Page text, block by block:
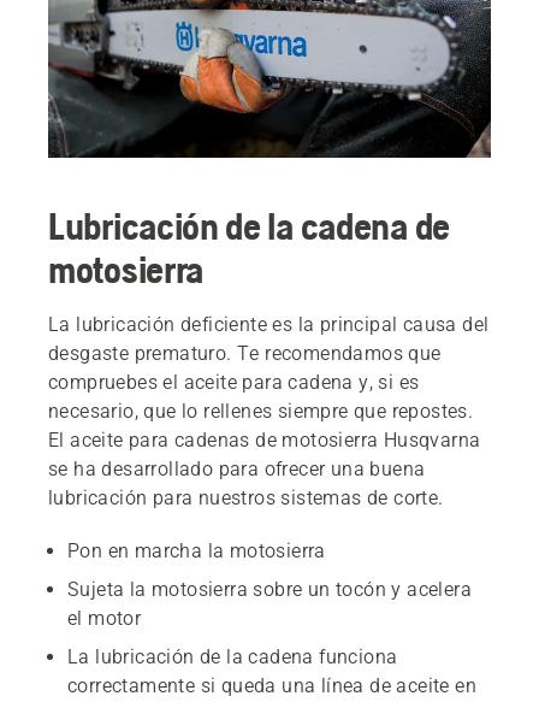
Lubricación de la cadena de
motosierra
La lubricación deficiente es la principal causa del
desgaste prematuro. Te recomendamos que
compruebes el aceite para cadena y, si es
necesario, que lo rellenes siempre que repostes.
El aceite para cadenas de motosierra Husqvarna
se ha desarrollado para ofrecer una buena
lubricación para nuestros sistemas de corte.
Pon en marcha la motosierra
Sujeta la motosierra sobre un tocón y acelera
el motor
La lubricación de la cadena funciona
correctamente si queda una línea de aceite en